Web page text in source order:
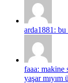
arda1881:
faaa: makine
yaşar mıyım